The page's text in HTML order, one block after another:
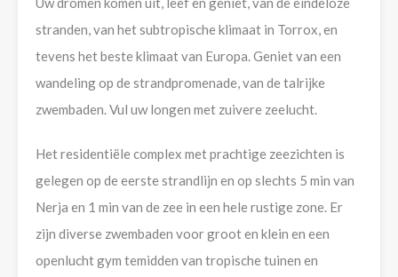
stranden, van het subtropische klimaat in Torrox, en
tevens het beste klimaat van Europa. Geniet van een
wandeling op de strandpromenade, van de talrijke
zwembaden. Vul uw longen met zuivere zeelucht.
Het residentiële complex met prachtige zeezichten is
gelegen op de eerste strandlijn en op slechts 5 min van
Nerja en 1 min van de zee in een hele rustige zone. Er
zijn diverse zwembaden voor groot en klein en een
openlucht gym temidden van tropische tuinen en